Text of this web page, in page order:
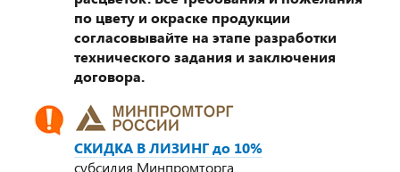
по цвету и окраске продукции
согласовывайте на этапе разработки
технического задания и заключения
договора.
СКИДКА В ЛИЗИНГ до 10%
субсидия Минпромторга